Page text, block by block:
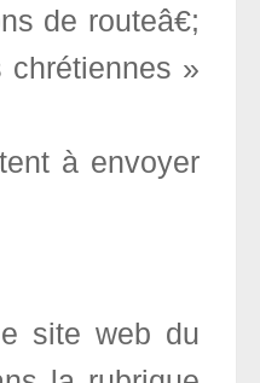
de routeâ€;
chrétiennes »
à envoyer
site web du